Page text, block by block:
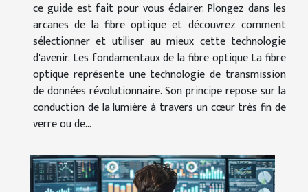
ce guide est fait pour vous éclairer. Plongez dans les
arcanes de la fibre optique et découvrez comment
sélectionner et utiliser au mieux cette technologie
d'avenir. Les fondamentaux de la fibre optique La fibre
optique représente une technologie de transmission
de données révolutionnaire. Son principe repose sur la
conduction de la lumière à travers un cœur très fin de
verre ou de...